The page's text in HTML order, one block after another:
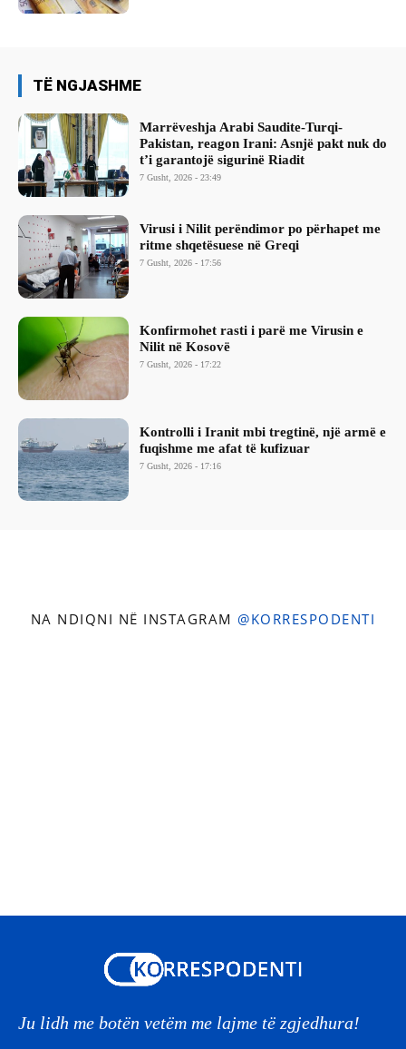
TË NGJASHME
Marrëveshja Arabi Saudite-Turqi-
Pakistan, reagon Irani: Asnjë pakt nuk do
t’i garantojë sigurinë Riadit
7 Gusht, 2026 - 23:49
Virusi i Nilit perëndimor po përhapet me
ritme shqetësuese në Greqi
7 Gusht, 2026 - 17:56
Konfirmohet rasti i parë me Virusin e
Nilit në Kosovë
7 Gusht, 2026 - 17:22
Kontrolli i Iranit mbi tregtinë, një armë e
fuqishme me afat të kufizuar
7 Gusht, 2026 - 17:16
NA NDIQNI NË INSTAGRAM @KORRESPODENTI
Ju lidh me botën vetëm me lajme të zgjedhura!